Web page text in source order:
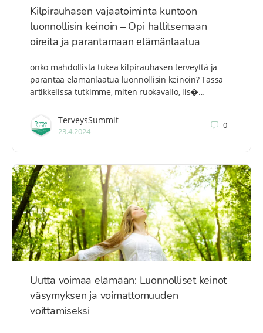
Kilpirauhasen vajaatoiminta kuntoon
luonnollisin keinoin – Opi hallitsemaan
oireita ja parantamaan elämänlaatua
onko mahdollista tukea kilpirauhasen terveyttä ja
parantaa elämänlaatua luonnollisin keinoin? Tässä
artikkelissa tutkimme, miten ruokavalio, lis�…
TerveysSummit
23.4.2024
0
Uutta voimaa elämään: Luonnolliset keinot
väsymyksen ja voimattomuuden
voittamiseksi